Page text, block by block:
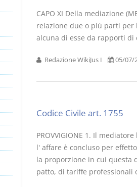
CAPO XI Della mediazione
relazione due o più parti per
alcuna di esse da rapporti
Redazione WikiJus I 05/07/
Codice Civile art. 1755
PROVVIGIONE 1. Il
l' affare è concluso per
la proporzione in cui questa
patto, di tariffe professionali